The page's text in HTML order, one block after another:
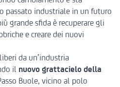
passato industriale in un futuro
grande sfida è recuperare gli
e creare dei nuovi
da un’industria
il nuovo grattacielo della
Buole, vicino al polo